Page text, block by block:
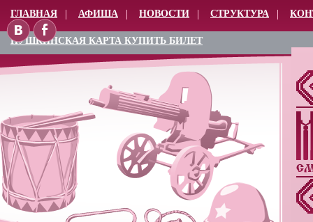
ГЛАВНАЯ АФИША НОВОСТИ СТРУКТУРА
ПУШКИНСКАЯ КАРТА КУПИТЬ БИЛЕТ